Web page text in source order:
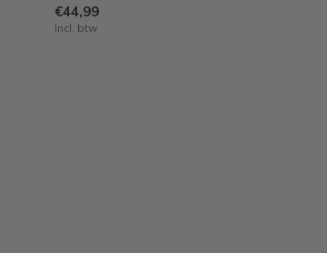
€44,99
Incl. btw